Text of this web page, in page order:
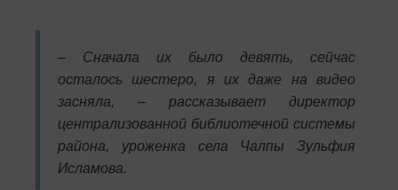
– Сначала их было девять, сейчас
осталось шестеро, я их даже на видео
засняла, – рассказывает директор
централизованной библиотечной системы
района, уроженка села Чалпы Зульфия
Исламова.